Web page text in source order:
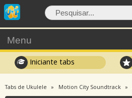
Menu
Iniciante tabs
Tabs de Ukulele Motion City Soundtrack